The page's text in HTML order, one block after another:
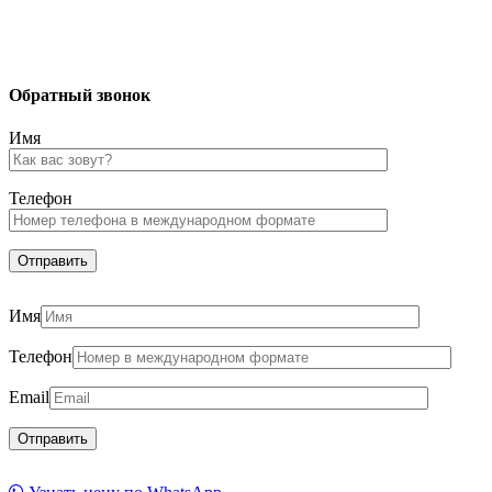
Обратный звонок
Имя
Телефон
Имя
Телефон
Email